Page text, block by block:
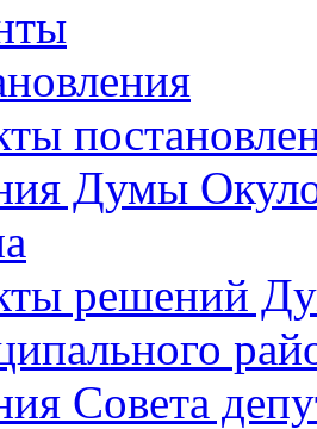
Думы
решений
Совета